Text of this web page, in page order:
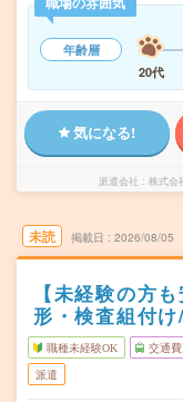
年齢層
20代
気になる!
派遣会社 株式会
未読 掲載日 2026/08/05
【未経験の方
形・検査組付
職種未経験OK 交通
派遣